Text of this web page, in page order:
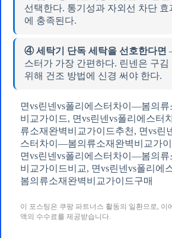
선택한다. 통기성과 자외선 차단 효
에 충족된다.
④ 세탁기 단독 세탁을 선호한다면
스터가 가장 간편하다. 린넨은 구김
위해 건조 방법에 신경 써야 한다.
면vs린넨vs폴리에스터차이—봄의류
비교가이드, 면vs린넨vs폴리에스터
류소재완벽비교가이드추천, 면vs린
스터차이—봄의류소재완벽비교가이
면vs린넨vs폴리에스터차이—봄의류
비교가이드비교, 면vs린넨vs폴리에
봄의류소재완벽비교가이드구매
이 포스팅은 쿠팡 파트너스 활동의 일환으로, 이
액의 수수료를 제공받습니다.